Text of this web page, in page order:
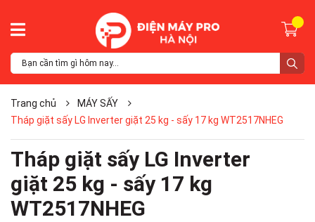
Trang chủ
MÁY SẤY
Tháp giặt sấy LG Inverter giặt 25 kg - sấy 17 kg WT2517NHEG
Tháp giặt sấy LG Inverter
giặt 25 kg - sấy 17 kg
WT2517NHEG